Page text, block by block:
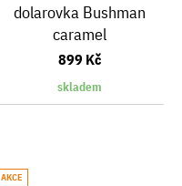
dolarovka Bushman
caramel
899 Kč
skladem
AKCE